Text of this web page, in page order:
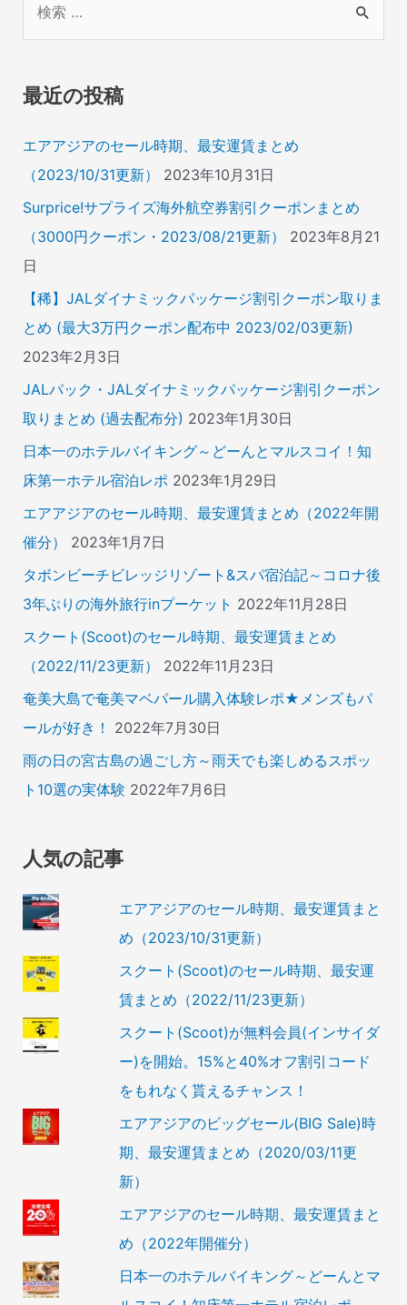
象
最近の投稿
エアアジアのセール時期、最安運賃まとめ
（2023/10/31更新）
2023年10月31日
Surprice!サプライズ海外航空券割引クーポンまとめ
（3000円クーポン・2023/08/21更新）
2023年8月21
日
【稀】JALダイナミックパッケージ割引クーポン取りま
とめ (最大3万円クーポン配布中 2023/02/03更新)
2023年2月3日
JALパック・JALダイナミックパッケージ割引クーポン
取りまとめ (過去配布分) 2023年1月30日
日本一のホテルバイキング～どーんとマルスコイ！知
床第一ホテル宿泊レポ 2023年1月29日
エアアジアのセール時期、最安運賃まとめ（2022年開
催分）
2023年1月7日
タボンビーチビレッジリゾート&スパ宿泊記～コロナ後
3年ぶりの海外旅行inプーケット 2022年11月28日
スクート(Scoot)のセール時期、最安運賃まとめ
（2022/11/23更新）
2022年11月23日
奄美大島で奄美マベパール購入体験レポ★メンズもパ
ールが好き！
2022年7月30日
雨の日の宮古島の過ごし方～雨天でも楽しめるスポッ
ト10選の実体験 2022年7月6日
人気の記事
エアアジアのセール時期、最安運賃まと
め（2023/10/31更新）
スクート(Scoot)のセール時期、最安運
賃まとめ（2022/11/23更新）
スクート(Scoot)が無料会員(インサイダ
ー)を開始。15%と40%オフ割引コード
をもれなく貰えるチャンス！
エアアジアのビッグセール(BIG Sale)時
期、最安運賃まとめ（2020/03/11更
新）
エアアジアのセール時期、最安運賃まと
め（2022年開催分）
日本一のホテルバイキング～どーんとマ